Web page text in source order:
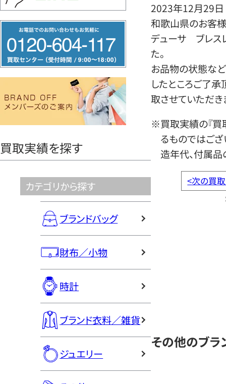
リ
ー
ヤ
買取実績を探す
カテゴリから探す
ブランドバッグ
財布／小物
時計
ブランド衣料／雑貨
ジュエリー
2023年12月29日
和歌山県のお客様
デューサ ブレス
た。
お品物の状態など
したところご了
取させていただき
※買取実績の『買
るものではござ
造年代、付属品
<次の買
その他のブラ